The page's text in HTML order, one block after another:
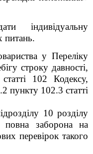
індивідуальну
питань.
у Переліку
строку давності,
102 Кодексу,
пункту 102.3 статті
10 розділу
повна заборонана
перевірок такого